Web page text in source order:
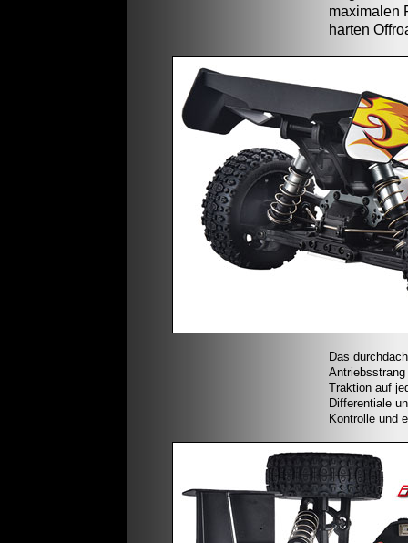
maximalen
harten
Das
Traktion auf
Differentiale
Kontrolle und